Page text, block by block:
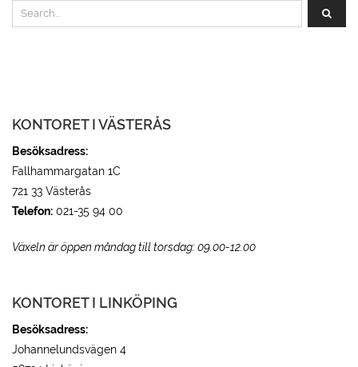
KONTORET I VÄSTERÅS
Besöksadress:
Fallhammargatan 1C
721 33 Västerås
Telefon: 021-35 94 00
Växeln är öppen måndag till torsdag: 09.00-12.00
KONTORET I LINKÖPING
Besöksadress:
Johannelundsvägen 4